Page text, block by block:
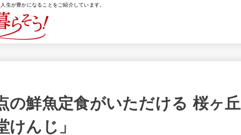
生が豊かになることをご紹介しています。
の鮮魚定食がいただける 桜ヶ丘
けんじ」